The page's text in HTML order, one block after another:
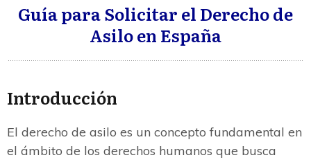
Guía para Solicitar el Derecho de
Asilo en España
Introducción
El derecho de asilo es un concepto fundamental en
el ámbito de los derechos humanos que busca